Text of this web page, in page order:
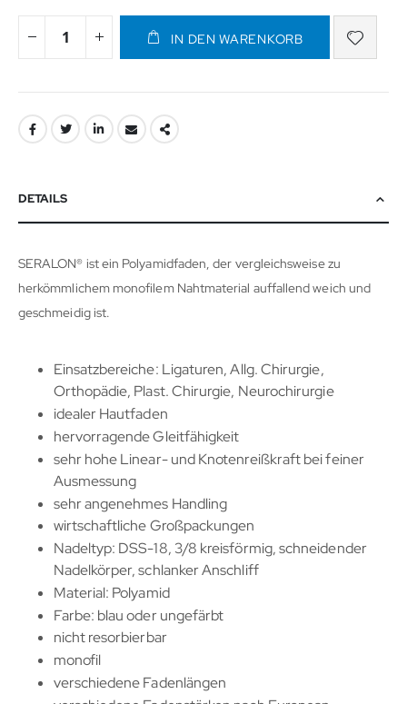
IN DEN WARENKORB
DETAILS
SERALON® ist ein Polyamidfaden, der vergleichsweise zu
herkömmlichem monofilem Nahtmaterial auffallend weich und
geschmeidig ist.
Einsatzbereiche: Ligaturen, Allg. Chirurgie,
Orthopädie, Plast. Chirurgie, Neurochirurgie
idealer Hautfaden
hervorragende Gleitfähigkeit
sehr hohe Linear- und Knotenreißkraft bei feiner
Ausmessung
sehr angenehmes Handling
wirtschaftliche Großpackungen
Nadeltyp: DSS-18, 3/8 kreisförmig, schneidender
Nadelkörper, schlanker Anschliff
Material: Polyamid
Farbe: blau oder ungefärbt
nicht resorbierbar
monofil
verschiedene Fadenlängen